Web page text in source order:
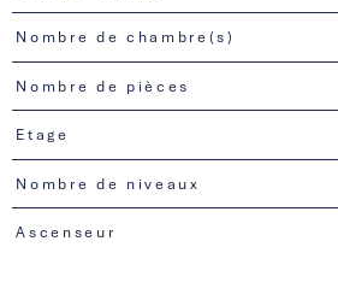
Nombre de chambre(s)
Nombre de pièces
Etage
Nombre de niveaux
Ascenseur